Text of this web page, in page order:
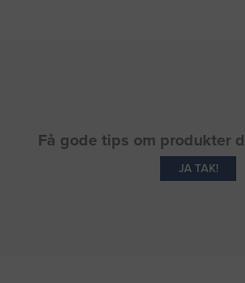
Få gode tips om produkter
JA TAK!